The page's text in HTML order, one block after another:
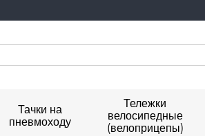
Тачки на
пневмоходу
Тележки
велосипедные
(велоприцепы)